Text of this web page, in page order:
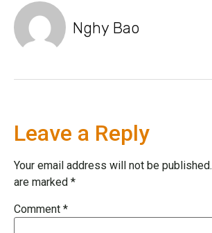
Nghy Bao
Leave a Reply
Your email address will not be published.
are marked *
Comment *